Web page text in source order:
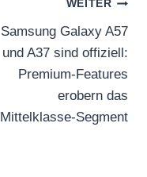
WEITER
Samsung Galaxy A57
und A37 sind offiziell:
Premium-Features
erobern das
Mittelklasse-Segment